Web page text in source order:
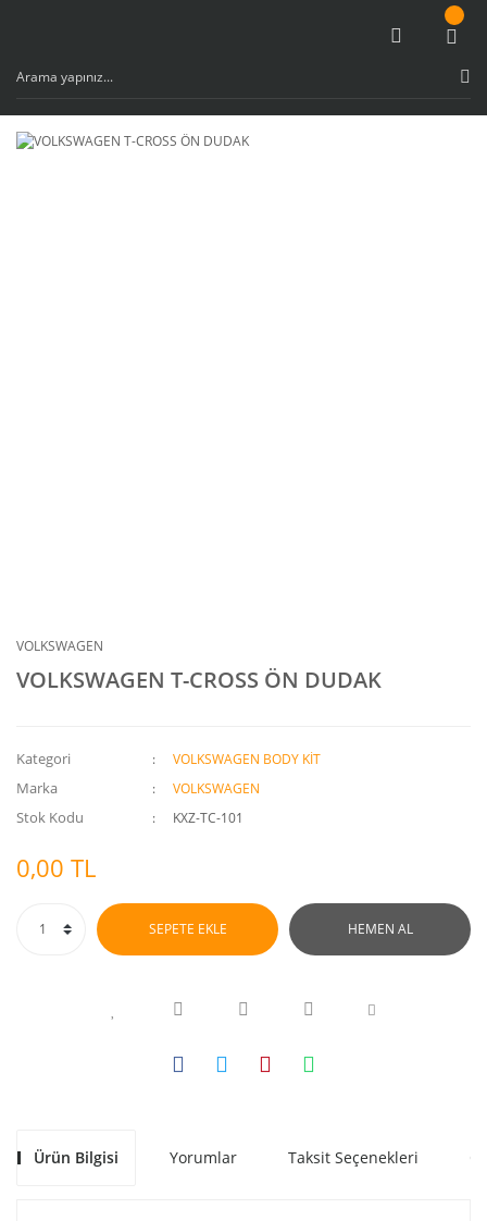
VOLKSWAGEN
VOLKSWAGEN T-CROSS ÖN DUDAK
Kategori VOLKSWAGEN BODY KİT
Marka VOLKSWAGEN
Stok Kodu KXZ-TC-101
0,00 TL
SEPETE EKLE HEMEN AL
Ürün Bilgisi Yorumlar Taksit Seçenekleri